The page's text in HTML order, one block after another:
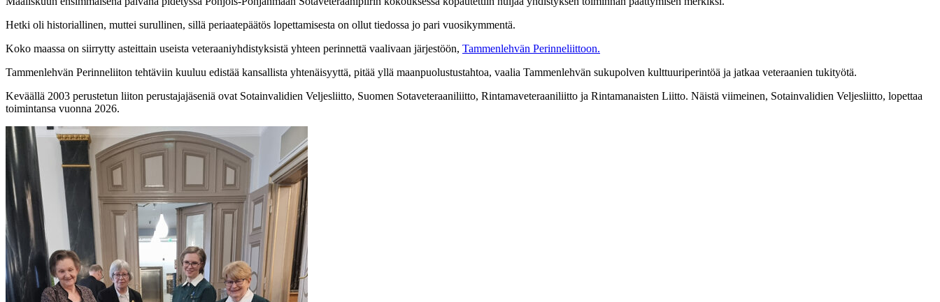
Hetki oli historiallinen, muttei surullinen, sillä periaatepäätös lopettamisesta on ollut tiedossa jo pari vuosikymmentä.
Koko maassa on siirrytty asteittain useista veteraaniyhdistyksistä yhteen perinnettä vaalivaan järjestöön, Tammenlehvän Perinneliittoon.
Tammenlehvän Perinneliiton tehtäviin kuuluu edistää kansallista yhtenäisyyttä, pitää yllä maanpuolustustahtoa, vaalia Tammenlehvän sukupolven kulttuuriperintöä ja jatkaa veteraanien tukityötä.
Keväällä 2003 perustetun liiton perustajajäseniä ovat Sotainvalidien Veljesliitto, Suomen Sotaveteraaniliitto, Rintamaveteraaniliitto ja Rintamanaisten Liitto. Näistä viimeinen, Sotainvalidien Veljesliitto, lopettaa
toimintansa vuonna 2026.